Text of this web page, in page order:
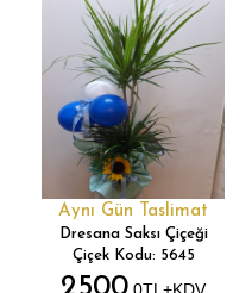
Aynı Gün Taslimat
Dresana Saksı Çiçeği
Çiçek Kodu: 5645